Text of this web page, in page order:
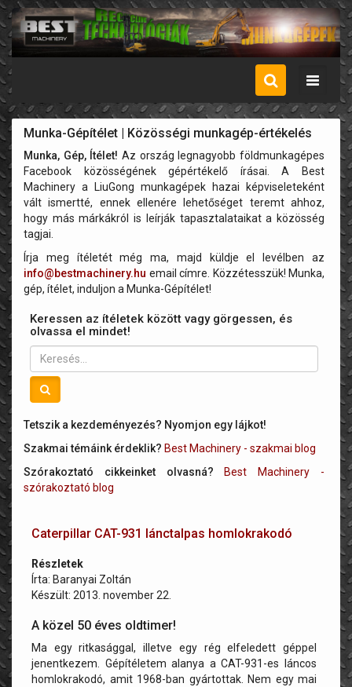
Menü
Munka-Gépítélet | Közösségi munkagép-értékelés
Munka, Gép, Ítélet! Az ország legnagyobb földmunkagépes
Facebook közösségének gépértékelő írásai. A Best
Machinery a LiuGong munkagépek hazai képviseleteként
vált ismertté, ennek ellenére lehetőséget teremt ahhoz,
hogy más márkákról is leírják tapasztalataikat a közösség
tagjai.
Írja meg ítéletét még ma, majd küldje el levélben az
info@bestmachinery.hu email címre. Közzétesszük! Munka,
gép, ítélet, induljon a Munka-Gépítélet!
Keressen az ítéletek között vagy görgessen, és
olvassa el mindet!
Tetszik a kezdeményezés? Nyomjon egy lájkot!
Szakmai témáink érdeklik? Best Machinery - szakmai blog
Szórakoztató cikkeinket olvasná?
Best Machinery -
szórakoztató blog
Caterpillar CAT-931 lánctalpas homlokrakodó
Részletek
Írta: Baranyai Zoltán
Készült: 2013. november 22.
A közel 50 éves oldtimer!
Ma egy ritkasággal, illetve egy rég elfeledett géppel
jenentkezem. Gépítéletem alanya a CAT-931-es láncos
homlokrakodó, amit 1968-ban gyártottak. Nem egy mai